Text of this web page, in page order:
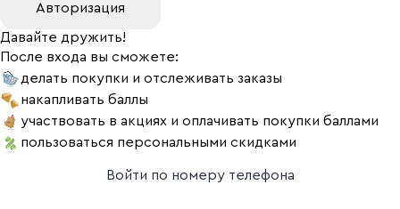
Авторизация
Давайте дружить!
После входа вы сможете:
делать покупки и отслеживать заказы
накапливать баллы
участвовать в акциях и оплачивать покупки баллами
пользоваться персональными скидками
Войти по номеру телефона